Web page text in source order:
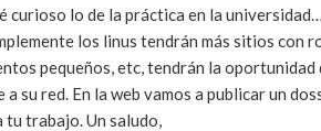
curioso lo de la práctica en la
los linus tendrán más sitios con
pequeños, etc, tendrán la
a su red. En la web vamos a publicar un
tu trabajo. Un saludo,